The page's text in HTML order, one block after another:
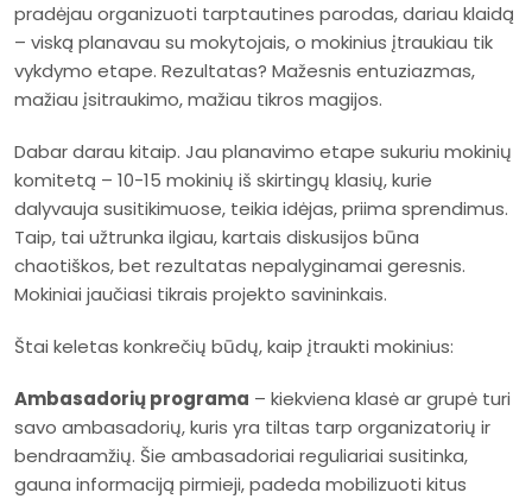
pradėjau organizuoti tarptautines parodas, dariau klaidą
– viską planavau su mokytojais, o mokinius įtraukiau tik
vykdymo etape. Rezultatas? Mažesnis entuziazmas,
mažiau įsitraukimo, mažiau tikros magijos.
Dabar darau kitaip. Jau planavimo etape sukuriu mokinių
komitetą – 10-15 mokinių iš skirtingų klasių, kurie
dalyvauja susitikimuose, teikia idėjas, priima sprendimus.
Taip, tai užtrunka ilgiau, kartais diskusijos būna
chaotiškos, bet rezultatas nepalyginamai geresnis.
Mokiniai jaučiasi tikrais projekto savininkais.
Štai keletas konkrečių būdų, kaip įtraukti mokinius:
Ambasadorių programa – kiekviena klasė ar grupė turi
savo ambasadorių, kuris yra tiltas tarp organizatorių ir
bendraamžių. Šie ambasadoriai reguliariai susitinka,
gauna informaciją pirmieji, padeda mobilizuoti kitus